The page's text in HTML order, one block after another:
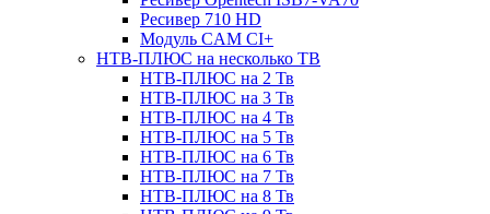
Ресивер 710 HD
Модуль CAM CI+
НТВ-ПЛЮС на несколько ТВ
НТВ-ПЛЮС на 2 Тв
НТВ-ПЛЮС на 3 Тв
НТВ-ПЛЮС на 4 Тв
НТВ-ПЛЮС на 5 Тв
НТВ-ПЛЮС на 6 Тв
НТВ-ПЛЮС на 7 Тв
НТВ-ПЛЮС на 8 Тв